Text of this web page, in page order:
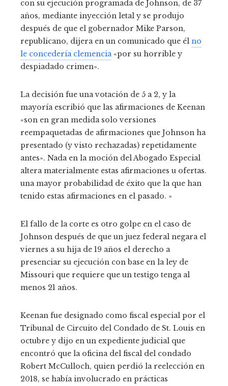
con su ejecución programada de Johnson, de 37
años, mediante inyección letal y se produjo
después de que el gobernador Mike Parson,
republicano, dijera en un comunicado que él no
le concedería clemencia«por su horrible y
despiadado crimen».
La decisión fue una votación de 5 a 2, y la
mayoría escribió que las afirmaciones de Keenan
«son en gran medida solo versiones
reempaquetadas de afirmaciones que Johnson ha
presentado (y visto rechazadas) repetidamente
antes». Nada en la moción del Abogado Especial
altera materialmente estas afirmaciones u ofertas.
una mayor probabilidad de éxito que la que han
tenido estas afirmaciones en el pasado. »
El fallo de la corte es otro golpe en el caso de
Johnson después de que un juez federal negara el
viernes a su hija de 19 años el derecho a
presenciar su ejecución con base en la ley de
Missouri que requiere que un testigo tenga al
menos 21 años.
Keenan fue designado como fiscal especial por el
Tribunal de Circuito del Condado de St. Louis en
octubre y dijo en un expediente judicial que
encontró que la oficina del fiscal del condado
Robert McCulloch, quien perdió la reelección en
2018, se había involucrado en prácticas